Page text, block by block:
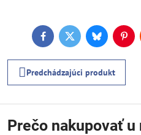
FacebookTwitterBluesky
Predchádzajúci produkt
Prečo nakupovať u